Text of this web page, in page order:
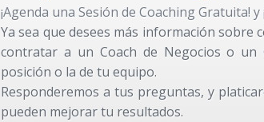
¡Agenda una Sesión de Coaching Gratuita!
Ya sea que desees más información
contratar a un Coach de Negocios o
posición o la de tu equipo.
Responderemos a tus preguntas, y
pueden mejorar tu resultados.